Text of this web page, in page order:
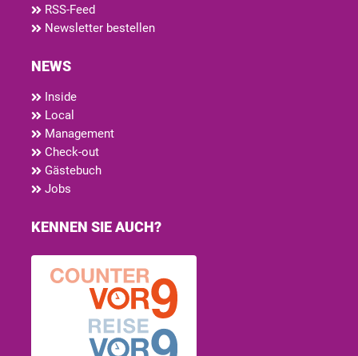
RSS-Feed
Newsletter bestellen
NEWS
Inside
Local
Management
Check-out
Gästebuch
Jobs
KENNEN SIE AUCH?